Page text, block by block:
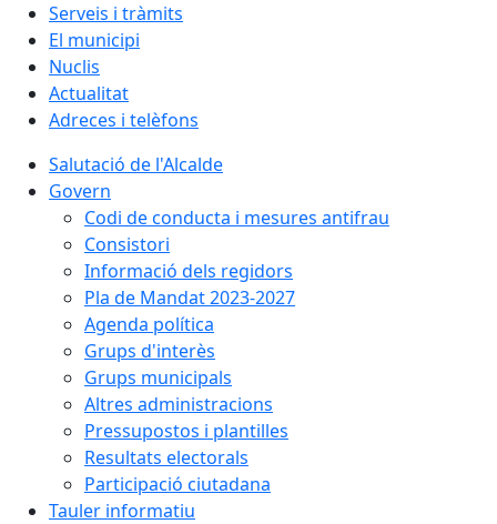
Serveis i tràmits
El municipi
Nuclis
Actualitat
Adreces i telèfons
Salutació de l'Alcalde
Govern
Codi de conducta i mesures antifrau
Consistori
Informació dels regidors
Pla de Mandat 2023-2027
Agenda política
Grups d'interès
Grups municipals
Altres administracions
Pressupostos i plantilles
Resultats electorals
Participació ciutadana
Tauler informatiu